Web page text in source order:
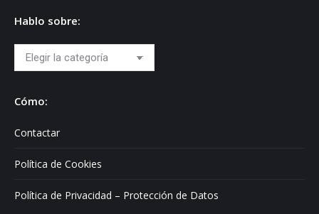
Hablo sobre:
Hablo
sobre:
Cómo:
Contactar
Política de Cookies
Política de Privacidad – Protección de Datos